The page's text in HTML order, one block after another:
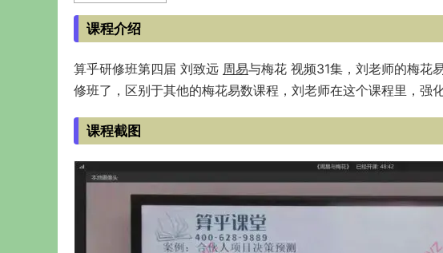
课程介绍
算乎研修班第四届 刘致远 周易与梅花 视频31集，刘老师的梅花
修班了，区别于其他的梅花易数课程，刘老师在这个课程里，强
课程截图